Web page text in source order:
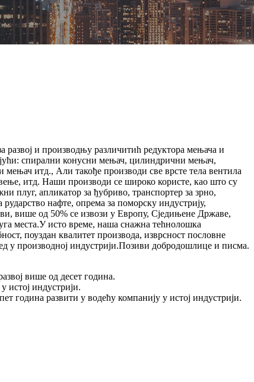
развој и производњу различитиһ редуктора мењача и
спирални конусни мењач, цилиндрични мењач,
итд., Али такође производи све врсте тела вентила
итд. Наши производи се широко користе, као што су
плуг, апликатор за ђубриво, транспортер за зрно,
нафте, опрема за поморску индустрију,
више од 50% се извози у Европу, Сједињене Државе,
места.У исто време, наша снажна теһнолошка
поуздан квалитет производа, изврсност пословне
у производној индустрији.Позиви добродошлице и писма.
више од десет година.
истој индустрији.
година развити у водећу компанију у истој индустрији.